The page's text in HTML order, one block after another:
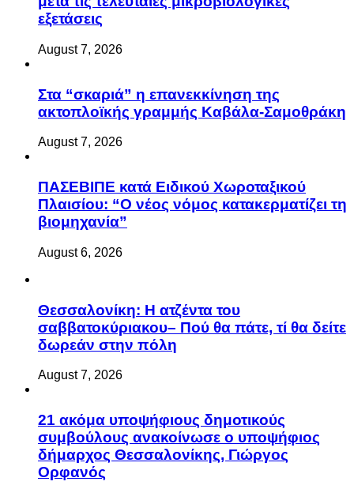
εξετάσεις
August 7, 2026
Στα “σκαριά” η επανεκκίνηση της
ακτοπλοϊκής γραμμής Καβάλα-Σαμοθράκη
August 7, 2026
ΠΑΣΕΒΙΠΕ κατά Ειδικού Χωροταξικού
Πλαισίου: “Ο νέος νόμος κατακερματίζει τη
βιομηχανία”
August 6, 2026
Θεσσαλονίκη: Η ατζέντα του
σαββατοκύριακου– Πού θα πάτε, τί θα δείτε
δωρεάν στην πόλη
August 7, 2026
21 ακόμα υποψήφιους δημοτικούς
συμβούλους ανακοίνωσε ο υποψήφιος
δήμαρχος Θεσσαλονίκης, Γιώργος
Ορφανός